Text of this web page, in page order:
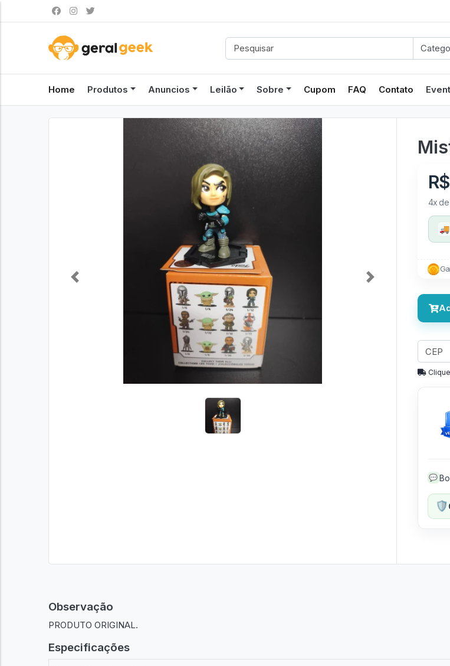
Home Produtos Anuncios Leilão Sobre Cupom FAQ Contato
Previous Next
4x de
🚚
💬
🛡️
Observação
PRODUTO ORIGINAL.
Especificações